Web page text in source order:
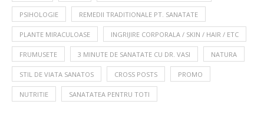
PSIHOLOGIE REMEDII TRADITIONALE PT. SANATATE
PLANTE MIRACULOASE INGRIJIRE CORPORALA / SKIN / HAIR / ETC
FRUMUSETE 3 MINUTE DE SANATATE CU DR. VASI NATURA
STIL DE VIATA SANATOS CROSS POSTS PROMO
NUTRITIE SANATATEA PENTRU TOTI